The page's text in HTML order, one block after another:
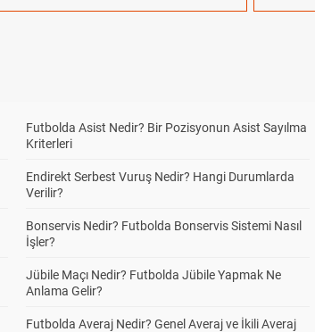
Futbolda Asist Nedir? Bir Pozisyonun Asist Sayılma
Kriterleri
Endirekt Serbest Vuruş Nedir? Hangi Durumlarda
Verilir?
Bonservis Nedir? Futbolda Bonservis Sistemi Nasıl
İşler?
Jübile Maçı Nedir? Futbolda Jübile Yapmak Ne
Anlama Gelir?
Futbolda Averaj Nedir? Genel Averaj ve İkili Averaj